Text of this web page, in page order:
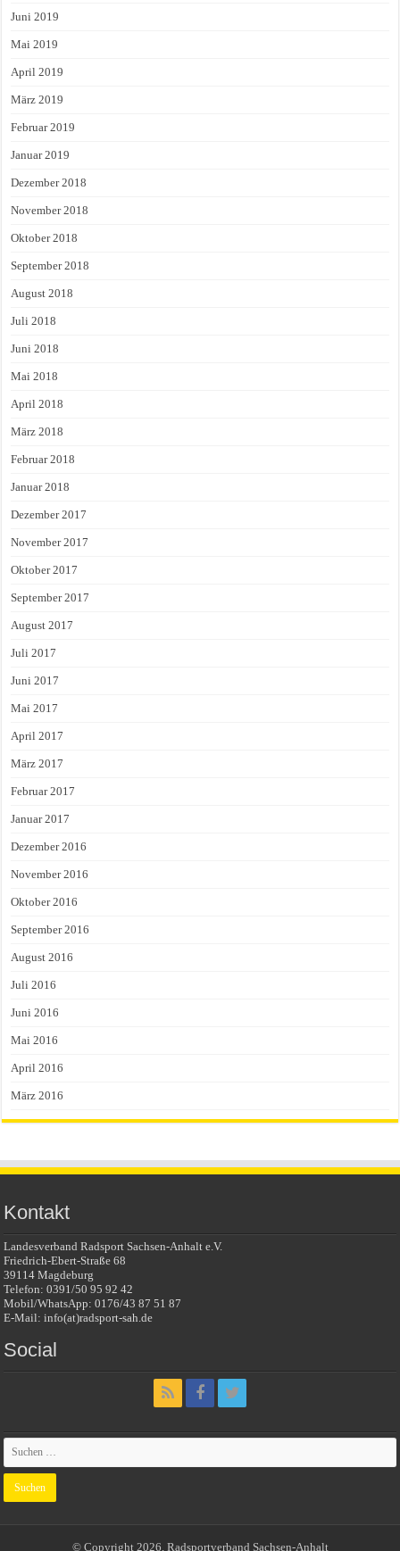
Juni 2019
Mai 2019
April 2019
März 2019
Februar 2019
Januar 2019
Dezember 2018
November 2018
Oktober 2018
September 2018
August 2018
Juli 2018
Juni 2018
Mai 2018
April 2018
März 2018
Februar 2018
Januar 2018
Dezember 2017
November 2017
Oktober 2017
September 2017
August 2017
Juli 2017
Juni 2017
Mai 2017
April 2017
März 2017
Februar 2017
Januar 2017
Dezember 2016
November 2016
Oktober 2016
September 2016
August 2016
Juli 2016
Juni 2016
Mai 2016
April 2016
März 2016
Kontakt
Landesverband Radsport Sachsen-Anhalt e.V.
Friedrich-Ebert-Straße 68
39114 Magdeburg
Telefon: 0391/50 95 92 42
Mobil/WhatsApp: 0176/43 87 51 87
E-Mail: info(at)radsport-sah.de
Social
© Copyright 2026, Radsportverband Sachsen-Anhalt